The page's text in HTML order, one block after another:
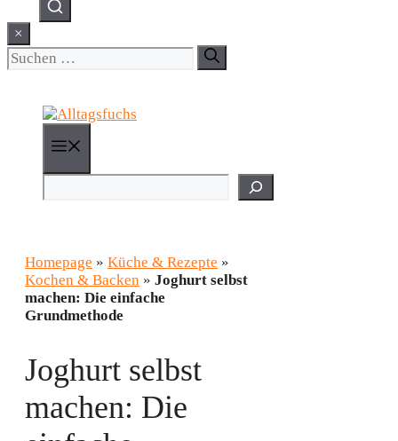
×
Suchen
nach:
Suchen
Homepage » Küche & Rezepte »
Kochen & Backen » Joghurt selbst
machen: Die einfache
Grundmethode
Joghurt selbst
machen: Die